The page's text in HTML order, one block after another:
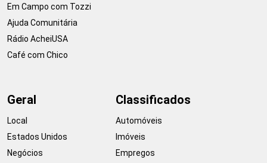
Em Campo com Tozzi
Ajuda Comunitária
Rádio AcheiUSA
Café com Chico
Geral
Local
Estados Unidos
Negócios
Classificados
Automóveis
Imóveis
Empregos